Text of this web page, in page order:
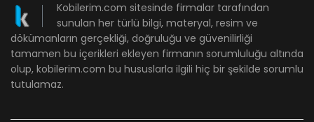
Kobilerim.com sitesinde firmalar tarafından
sunulan her türlü bilgi, materyal, resim ve
dökümanların gerçekliği, doğruluğu ve güvenilirliği
tamamen bu içerikleri ekleyen firmanın sorumluluğu altında
olup, kobilerim.com bu hususlarla ilgili hiç bir şekilde sorumlu
tutulamaz.